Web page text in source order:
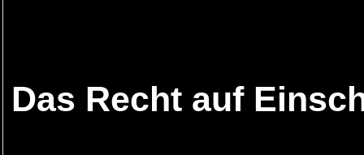
Das Recht auf